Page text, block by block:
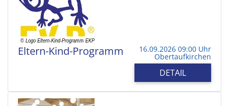
Eltern-Kind-Programm 16.09.2026 09:00 Uhr
Obertaufkirchen
DETAIL